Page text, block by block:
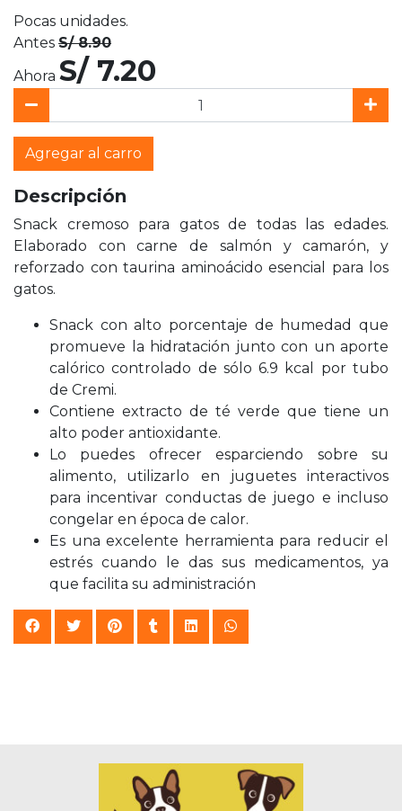
Pocas unidades.
Antes S/ 8.90
Ahora S/ 7.20
Agregar al carro
Descripción
Snack cremoso para gatos de todas las edades.
Elaborado con carne de salmón y camarón, y
reforzado con taurina aminoácido esencial para los
gatos.
Snack con alto porcentaje de humedad que
promueve la hidratación junto con un aporte
calórico controlado de sólo 6.9 kcal por tubo
de Cremi.
Contiene extracto de té verde que tiene un
alto poder antioxidante.
Lo puedes ofrecer esparciendo sobre su
alimento, utilizarlo en juguetes interactivos
para incentivar conductas de juego e incluso
congelar en época de calor.
Es una excelente herramienta para reducir el
estrés cuando le das sus medicamentos, ya
que facilita su administración